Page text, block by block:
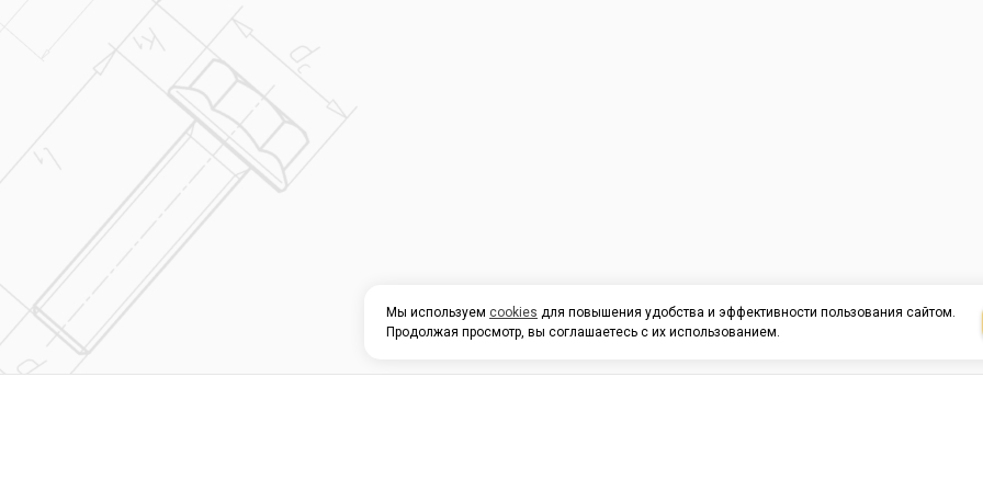
Мы используем cookies для повышения удобства и эффективности пользования сайтом.
Продолжая просмотр, вы соглашаетесь с их использованием.